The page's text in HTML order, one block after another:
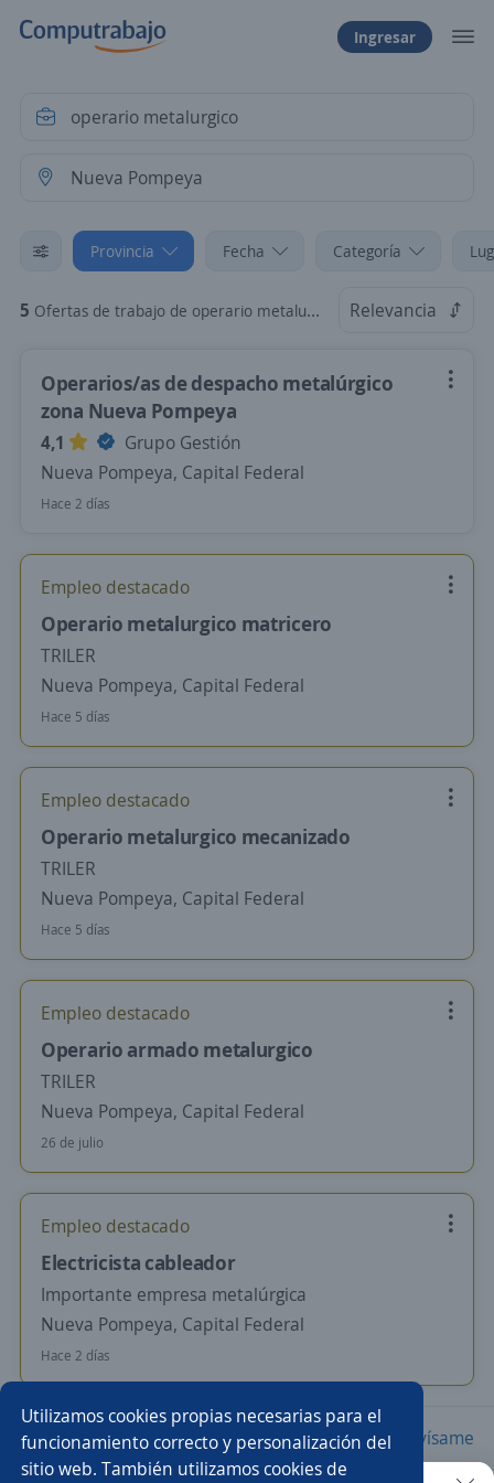
Utilizamos cookies propias necesarias para el
funcionamiento correcto y personalización del
sitio web. También utilizamos cookies de
Ingresar
Provincia Fecha Categoría
5 Ofertas de trabajo de operario metalurgico en Nueva Pompeya, Capital Federal Relevancia
Operarios/as de despacho metalúrgico
zona Nueva Pompeya
4,1
Grupo Gestión
Nueva Pompeya, Capital Federal
Hace 2 días
Empleo destacado
Operario metalurgico matricero
TRILER
Nueva Pompeya, Capital Federal
Hace 5 días
Empleo destacado
Operario metalurgico mecanizado
TRILER
Nueva Pompeya, Capital Federal
Hace 5 días
Empleo destacado
Operario armado metalurgico
TRILER
Nueva Pompeya, Capital Federal
26 de julio
Empleo destacado
Electricista cableador
Importante empresa metalúrgica
Nueva Pompeya, Capital Federal
Hace 2 días
Nuevas ofertas de empleo Avísame